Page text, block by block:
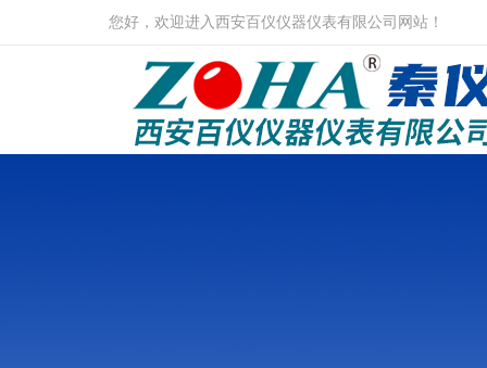
您好，欢迎进入西安百仪仪器仪表有限公司网站！